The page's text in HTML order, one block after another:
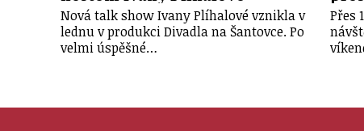
Nová talk show Ivany Plíhalové vznikla v
lednu v produkci Divadla na Šantovce. Po
velmi úspěšné…
Přes